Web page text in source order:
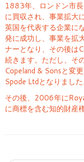
1883年、ロンドン市
に買収され、事業拡大
英国を代表する企業に
発に成功し、事業を拡
ナーとなり、その後は
続きます。ただし、そ
Copeland & Sonsと変
Spode Ltdとなりました
その後、2006年に
に商標を含む知的財産